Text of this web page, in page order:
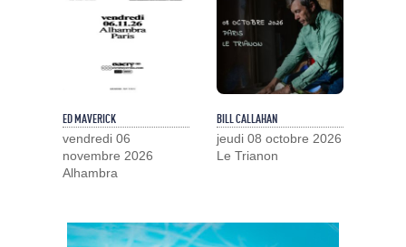
ED MAVERICK
vendredi 06
novembre 2026
Alhambra
BILL CALLAHAN
jeudi 08 octobre 2026
Le Trianon